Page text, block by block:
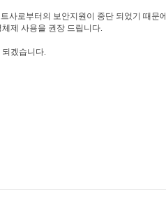
사로부터의 보안지원이 중단 되었기 때문에
제 사용을 권장 드립니다.
겠습니다.